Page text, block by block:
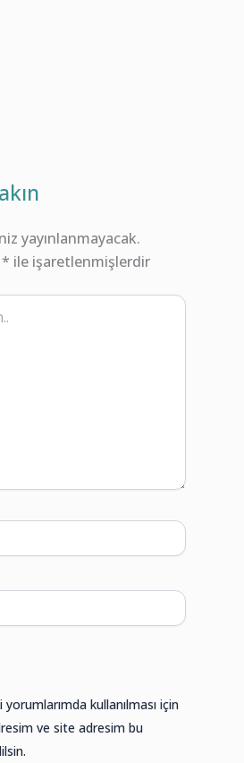
yayınlanmayacak.
* ile işaretlenmişlerdir
kullanılması için
ve site adresim bu